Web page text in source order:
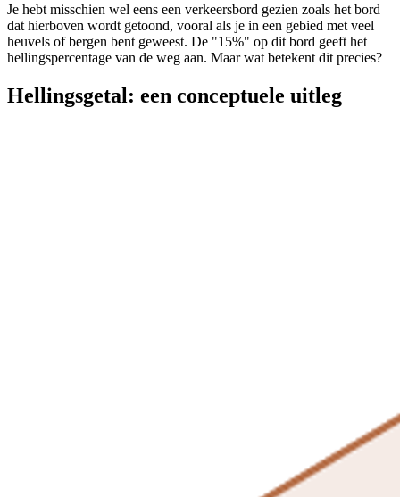
Je hebt misschien wel eens een verkeersbord gezien zoals het bord
dat hierboven wordt getoond, vooral als je in een gebied met veel
heuvels of bergen bent geweest. De "15%" op dit bord geeft het
hellingspercentage van de weg aan. Maar wat betekent dit precies?
Hellingsgetal: een conceptuele uitleg